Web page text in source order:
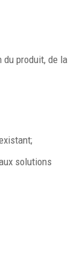
produit, de la
solutions